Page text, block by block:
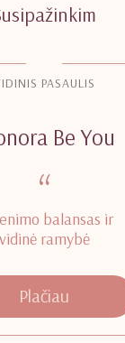
PASAULIS
Be You
“
balansas ir
vidinė ramybė
Plačiau